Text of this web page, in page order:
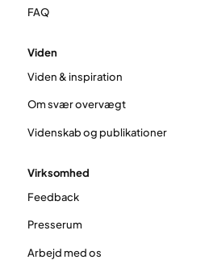
FAQ
Viden
Viden & inspiration
Om svær overvægt
Videnskab og publikationer
Virksomhed
Feedback
Presserum
Arbejd med os